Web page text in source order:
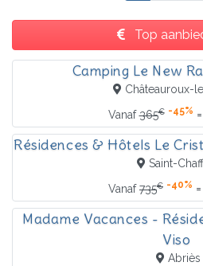
Top
Camping Le New
Châteauroux-
Vanaf365€ -45% =
Résidences & Hôtels Le
Saint-
Vanaf735€ -40% =
Madame Vacances -
Viso
Abriès